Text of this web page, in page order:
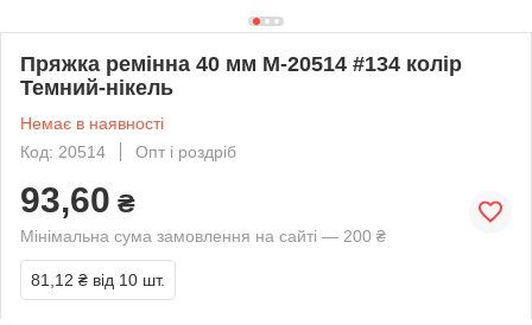
Пряжка ремінна 40 мм М-20514 #134 колір
Темний-нікель
Немає в наявності
Код: 20514
Опт і роздріб
93,60 ₴
Мінімальна сума замовлення на сайті — 200 ₴
81,12 ₴ від 10 шт.